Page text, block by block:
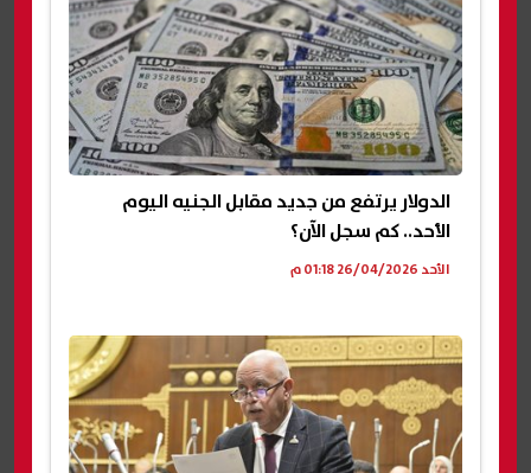
الدولار يرتفع من جديد مقابل الجنيه اليوم
الأحد.. كم سجل الآن؟
الأحد 26/04/2026 01:18 م